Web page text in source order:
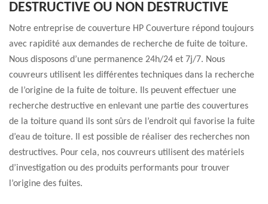
DESTRUCTIVE OU NON DESTRUCTIVE
Notre entreprise de couverture HP Couverture répond toujours
avec rapidité aux demandes de recherche de fuite de toiture.
Nous disposons d’une permanence 24h/24 et 7j/7. Nous
couvreurs utilisent les différentes techniques dans la recherche
de l’origine de la fuite de toiture. Ils peuvent effectuer une
recherche destructive en enlevant une partie des couvertures
de la toiture quand ils sont sûrs de l’endroit qui favorise la fuite
d’eau de toiture. Il est possible de réaliser des recherches non
destructives. Pour cela, nos couvreurs utilisent des matériels
d’investigation ou des produits performants pour trouver
l’origine des fuites.